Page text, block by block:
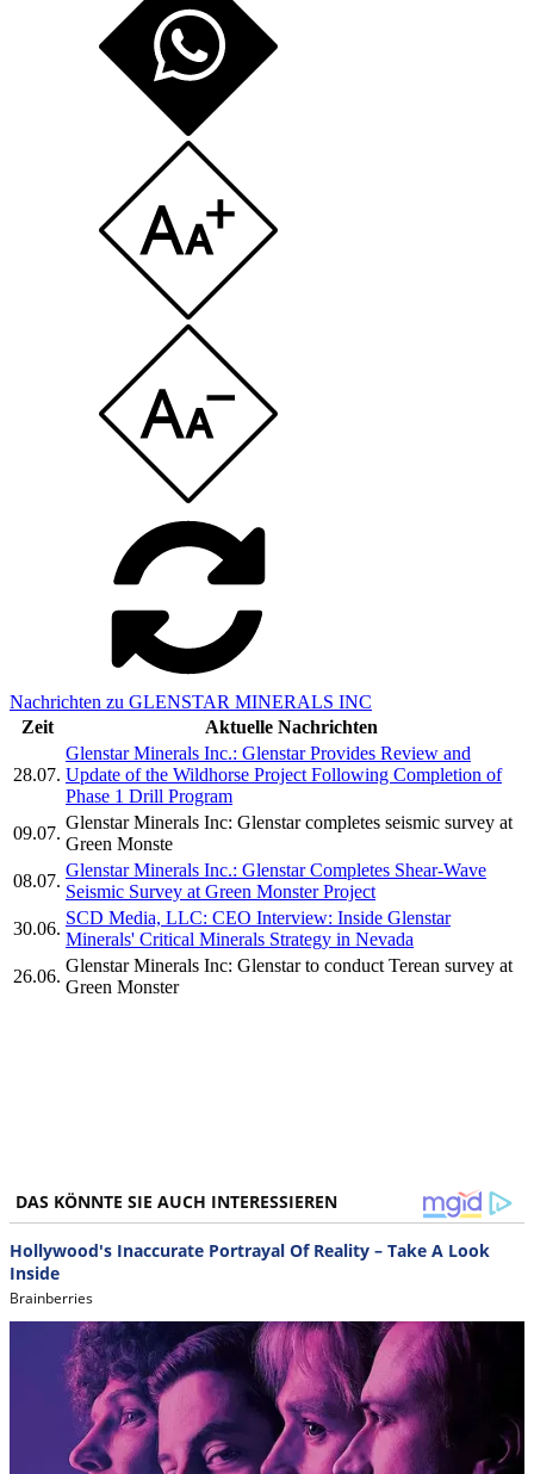
Nachrichten zu GLENSTAR MINERALS INC
Zeit
Aktuelle Nachrichten
28.07.
Glenstar Minerals Inc.: Glenstar Provides Review and
Update of the Wildhorse Project Following Completion of
Phase 1 Drill Program
09.07.
Glenstar Minerals Inc: Glenstar completes seismic survey at
Green Monste
08.07.
Glenstar Minerals Inc.: Glenstar Completes Shear-Wave
Seismic Survey at Green Monster Project
30.06.
SCD Media, LLC: CEO Interview: Inside Glenstar
Minerals' Critical Minerals Strategy in Nevada
26.06.
Glenstar Minerals Inc: Glenstar to conduct Terean survey at
Green Monster